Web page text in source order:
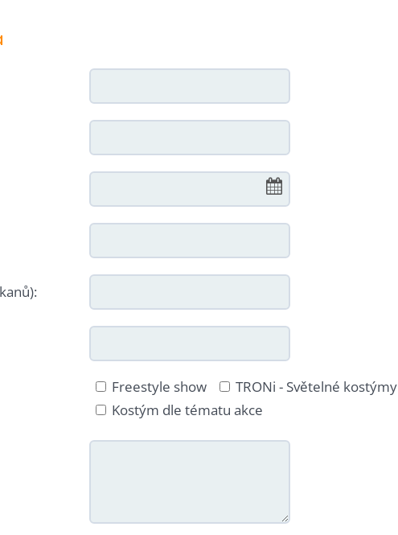
Freestyle show
TRONi - Světelné kostýmy
Kostým dle tématu akce